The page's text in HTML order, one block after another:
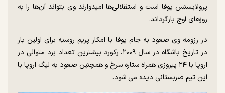
پرولایسنس یوفا است و استقلالی‌ها امیدوارند وی بتواند آن‌ها را به
روزهای اوج بازگرداند.
در رزومه وی صعود به جام یوفا با امکار پریم روسیه برای اولین بار
در تاریخ باشگاه در سال ۲۰۰۹، رکورد بیشترین تعداد برد متوالی در
اروپا با ۲۴ پیروزی همراه ستاره سرخ و همچنین صعود به لیگ اروپا با
این تیم صربستانی دیده می شود.